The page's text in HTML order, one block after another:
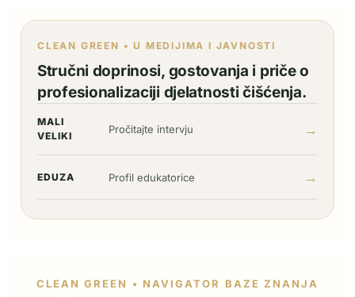
CLEAN GREEN • U MEDIJIMA I JAVNOSTI
Stručni doprinosi, gostovanja i priče o
profesionalizaciji djelatnosti čišćenja.
MALI
VELIKI
Pročitajte intervju →
EDUZA Profil edukatorice →
CLEAN GREEN • NAVIGATOR BAZE ZNANJA